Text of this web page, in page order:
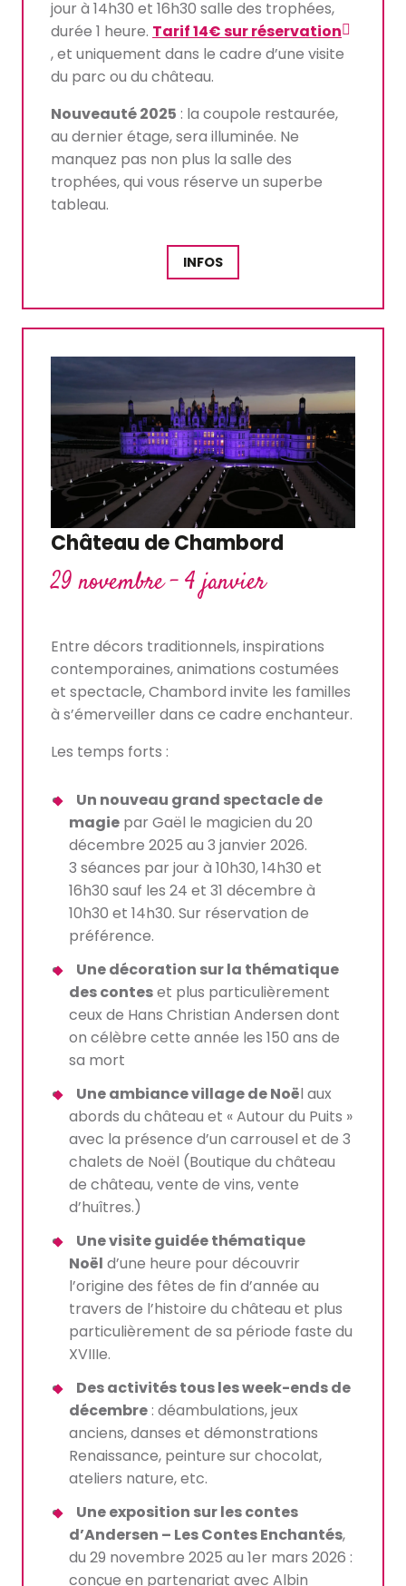
jour à 14h30 et 16h30 salle des trophées,
durée 1 heure. Tarif 14€ sur réservation
, et uniquement dans le cadre d’une visite
du parc ou du château.
Nouveauté 2025 : la coupole restaurée,
au dernier étage, sera illuminée. Ne
manquez pas non plus la salle des
trophées, qui vous réserve un superbe
tableau.
INFOS
Château de Chambord
29 novembre - 4 janvier
Entre décors traditionnels, inspirations
contemporaines, animations costumées
et spectacle, Chambord invite les familles
à s’émerveiller dans ce cadre enchanteur.
Les temps forts :
Un nouveau grand spectacle de
magie par Gaël le magicien du 20
décembre 2025 au 3 janvier 2026.
3 séances par jour à 10h30, 14h30 et
16h30 sauf les 24 et 31 décembre à
10h30 et 14h30. Sur réservation de
préférence.
Une décoration sur la thématique
des conteset plus particulièrement
ceux de Hans Christian Andersen dont
on célèbre cette année les 150 ans de
sa mort
Une ambiance village de Noël aux
abords du château et « Autour du Puits »
avec la présence d’un carrousel et de 3
chalets de Noël (Boutique du château
de château, vente de vins, vente
d’huîtres.)
Une visite guidée thématique
Noël d’une heure pour découvrir
l’origine des fêtes de fin d’année au
travers de l’histoire du château et plus
particulièrement de sa période faste du
XVIIIe.
Des activités tous les week-ends de
décembre : déambulations, jeux
anciens, danses et démonstrations
Renaissance, peinture sur chocolat,
ateliers nature, etc.
Une exposition sur les contes
d’Andersen – Les Contes Enchantés,
du 29 novembre 2025 au 1er mars 2026 :
conçue en partenariat avec Albin